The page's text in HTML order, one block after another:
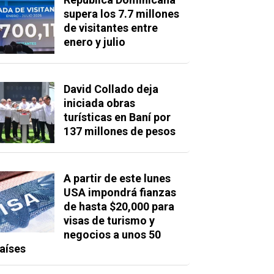
supera los 7.7 millones
de visitantes entre
enero y julio
David Collado deja
iniciada obras
turísticas en Baní por
137 millones de pesos
A partir de este lunes
USA impondrá fianzas
de hasta $20,000 para
visas de turismo y
negocios a unos 50